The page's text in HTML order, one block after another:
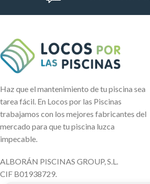
Haz que el mantenimiento de tu piscina sea
tarea fácil. En Locos por las Piscinas
trabajamos con los mejores fabricantes del
mercado para que tu piscina luzca
impecable.
ALBORÁN PISCINAS GROUP, S.L.
CIF B01938729.